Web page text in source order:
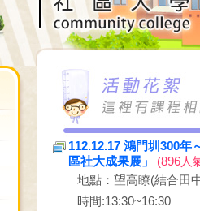
112.12.17 鴻門圳300年
區社大成果展」
(896人
地點：望高瞭(結合田
時間:13:30~16:30